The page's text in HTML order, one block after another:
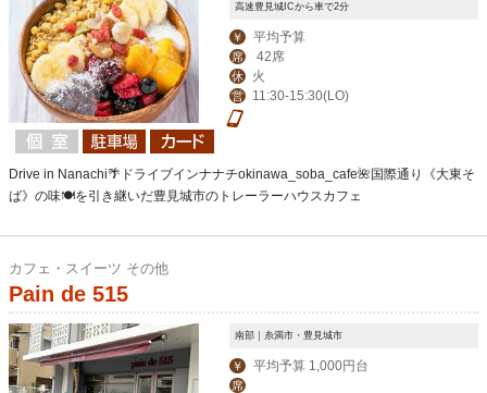
高速豊見城ICから車で2分
￥ 平均予算
席 42席
休 火
営 11:30-15:30(LO)
Drive in Nanachi🌴ドライブインナナチokinawa_soba_cafe🌺国際通り《大東そ
ば》の味🍽を引き継いだ豊見城市のトレーラーハウスカフェ
カフェ・スイーツ その他
Pain de 515
南部｜糸満市・豊見城市
￥ 平均予算 1,000円台
席